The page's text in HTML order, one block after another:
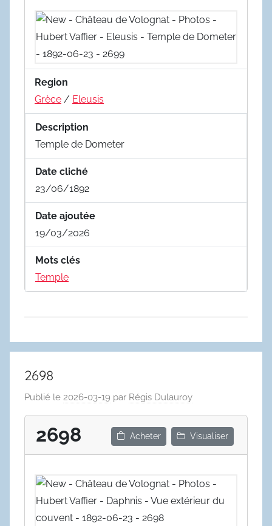
Region
Grèce / Eleusis
Description
Temple de Dometer
Date cliché
23/06/1892
Date ajoutée
19/03/2026
Mots clés
Temple
2698
Publié le 2026-03-19 par Régis Dulauroy
2698 Acheter Visualiser